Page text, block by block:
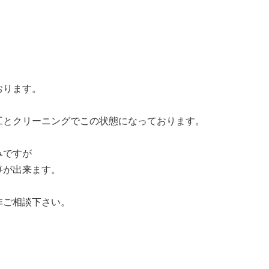
ます。
クリーニングでこの状態になっております。
ですが
出来ます。
相談下さい。